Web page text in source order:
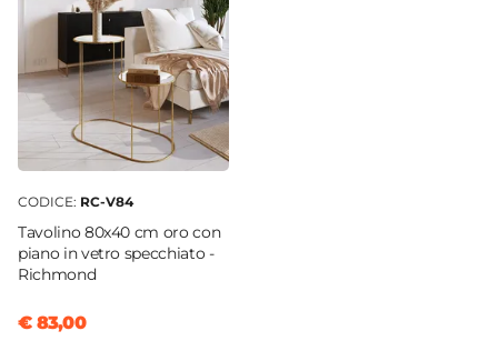
CODICE: RC-V84
Tavolino 80x40 cm oro con
piano in vetro specchiato -
Richmond
€ 83,00